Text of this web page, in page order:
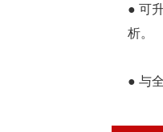
● 可
析。
● 与